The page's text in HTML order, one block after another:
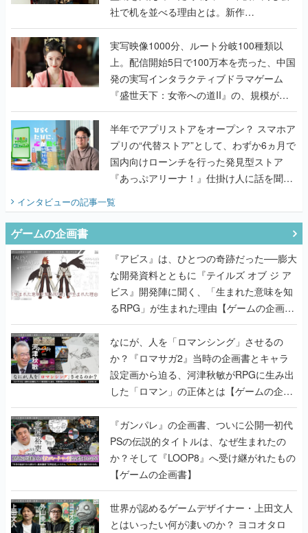
社で机を並べる理由とは。新作
『TATSUJIN EXTREME』で初タッグを組
んだレジェンド2人に訊く開発秘話
実写映像1000分、ルート分岐100種類以
上。配信開始5日で100万本を売った、中国
発の実写インタラクティブドラマゲーム
『盛世天下：女帝への道II』の、規模が違
うこだわりをプロデューサーに聞いた
半年でアプリストアをオープン？ スマホア
プリの“代替ストア”として、わずか6ヵ月で
国内向けローンチを行った発見型ストア
『あっぷアリーナ！』仕掛け人に話を聞い
てみた
インタビューの記事一覧
ゲームの企画書
『アビス』は、ひとつの奇跡だった──膨大
な開発資料とともに『テイルズ オブ ジ ア
ビス』開発陣に聞く、「生まれた意味を知
るRPG」が生まれた理由【ゲームの企画
書】
なにが、人を「ロマンシング」させるの
か？『ロマサガ2』当時の企画書とキャラ
設定画から迫る、河津秋敏がRPGに生み出
した「ロマン」の正体とは【ゲームの企画
書】
『ガンパレ』の企画書、ついに公開━初代
PSの伝説的タイトルは、なぜ生まれたの
か？そして『LOOP8』へ受け継がれたもの
【ゲームの企画書】
世界が認めるゲームデザイナー・上田文人
とはいったい何が凄いのか？ ヨコオタロ